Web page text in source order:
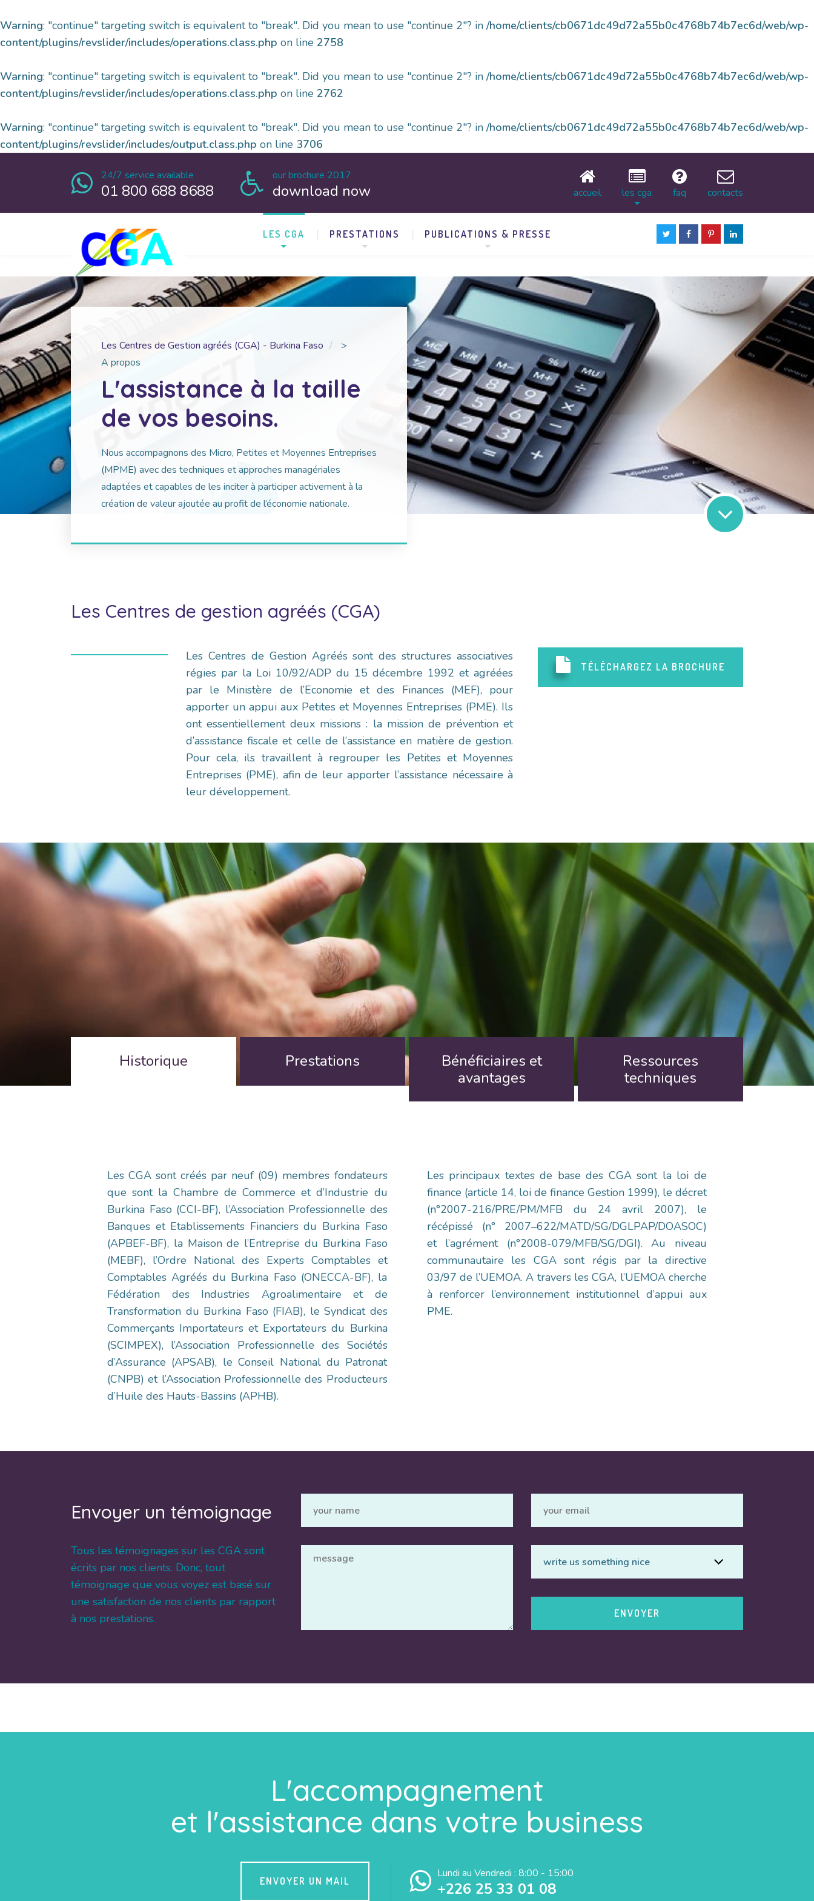
Warning: "continue" targeting switch is equivalent to "break". Did you mean to use "continue 2"? in /home/clients/cb0671dc49d72a55b0c4768b74b7ec6d/web/wp-
content/plugins/revslider/includes/operations.class.php on line 2758
Warning: "continue" targeting switch is equivalent to "break". Did you mean to use "continue 2"? in /home/clients/cb0671dc49d72a55b0c4768b74b7ec6d/web/wp-
content/plugins/revslider/includes/operations.class.php on line 2762
Warning: "continue" targeting switch is equivalent to "break". Did you mean to use "continue 2"? in /home/clients/cb0671dc49d72a55b0c4768b74b7ec6d/web/wp-
content/plugins/revslider/includes/output.class.php on line 3706
24/7 service available
01 800 688 8688
our brochure 2017
download now accueil les cga faq contacts
LES CGA PRESTATIONS PUBLICATIONS & PRESSE
Les Centres de Gestion agréés (CGA) - Burkina Faso
>
A propos
L'assistance à la taille
de vos besoins.
Nous accompagnons des Micro, Petites et Moyennes Entreprises
(MPME) avec des techniques et approches managériales
adaptées et capables de les inciter à participer activement à la
création de valeur ajoutée au profit de l’économie nationale.
Les Centres de gestion agréés (CGA)
Les Centres de Gestion Agréés sont des structures associatives
régies par la Loi 10/92/ADP du 15 décembre 1992 et agréées
par le Ministère de l’Economie et des Finances (MEF), pour
apporter un appui aux Petites et Moyennes Entreprises (PME). Ils
ont essentiellement deux missions : la mission de prévention et
d’assistance fiscale et celle de l’assistance en matière de gestion.
Pour cela, ils travaillent à regrouper les Petites et Moyennes
Entreprises (PME), afin de leur apporter l’assistance nécessaire à
leur développement.
TÉLÉCHARGEZ LA BROCHURE
Historique Prestations
Bénéficiaires et
avantages
Ressources
techniques
Les CGA sont créés par neuf (09) membres fondateurs
que sont la Chambre de Commerce et d’Industrie du
Burkina Faso (CCI-BF), l’Association Professionnelle des
Banques et Etablissements Financiers du Burkina Faso
(APBEF-BF), la Maison de l’Entreprise du Burkina Faso
(MEBF), l’Ordre National des Experts Comptables et
Comptables Agréés du Burkina Faso (ONECCA-BF), la
Fédération des Industries Agroalimentaire et de
Transformation du Burkina Faso (FIAB), le Syndicat des
Commerçants Importateurs et Exportateurs du Burkina
(SCIMPEX), l’Association Professionnelle des Sociétés
d’Assurance (APSAB), le Conseil National du Patronat
(CNPB) et l’Association Professionnelle des Producteurs
d’Huile des Hauts-Bassins (APHB).
Les principaux textes de base des CGA sont la loi de
finance (article 14, loi de finance Gestion 1999), le décret
(n°2007-216/PRE/PM/MFB du 24 avril 2007), le
récépissé (n° 2007–622/MATD/SG/DGLPAP/DOASOC)
et l’agrément (n°2008-079/MFB/SG/DGI). Au niveau
communautaire les CGA sont régis par la directive
03/97 de l’UEMOA. A travers les CGA, l’UEMOA cherche
à renforcer l’environnement institutionnel d’appui aux
PME.
Envoyer un témoignage
Tous les témoignages sur les CGA sont
écrits par nos clients. Donc, tout
témoignage que vous voyez est basé sur
une satisfaction de nos clients par rapport
à nos prestations.
L'accompagnement
et l'assistance dans votre business
ENVOYER UN MAIL
Lundi au Vendredi : 8:00 - 15:00
+226 25 33 01 08